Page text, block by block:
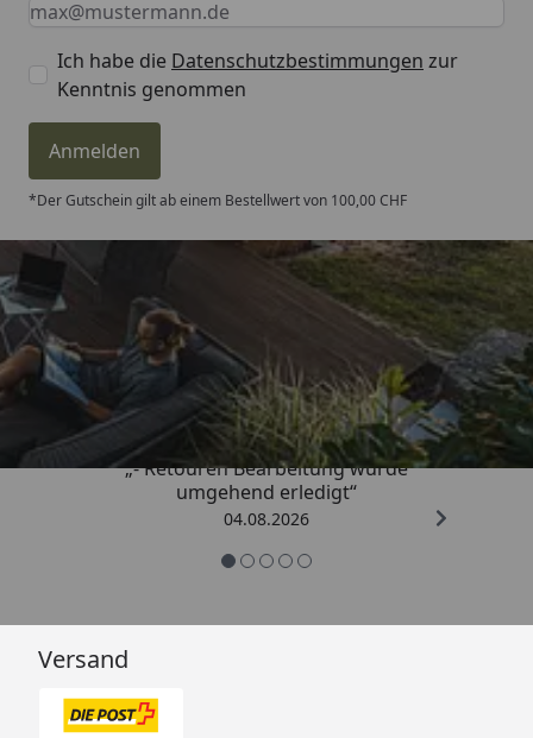
Ich habe die Datenschutzbestimmungen zur
Kenntnis genommen
Anmelden
*Der Gutschein gilt ab einem Bestellwert von 100,00 CHF
Trusted Shops
4,81/ 5
„- Retouren Bearbeitung wurde
umgehend erledigt“
04.08.2026
Versand